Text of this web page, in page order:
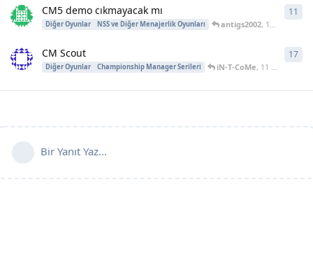
CM5 demo cıkmayacak mı
Diğer Oyunlar NSS ve Diğer Menajerlik Oyunları antigs2002, 16 Kas 2004
11
CM Scout
Diğer Oyunlar Championship Manager Serileri iN-T-CoMe, 11 Haz 2004
17
Bir Yanıt Yaz...